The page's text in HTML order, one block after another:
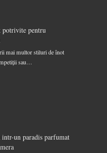
pentru
mai multor stiluri de înot
sau…
intr-un paradis parfumat